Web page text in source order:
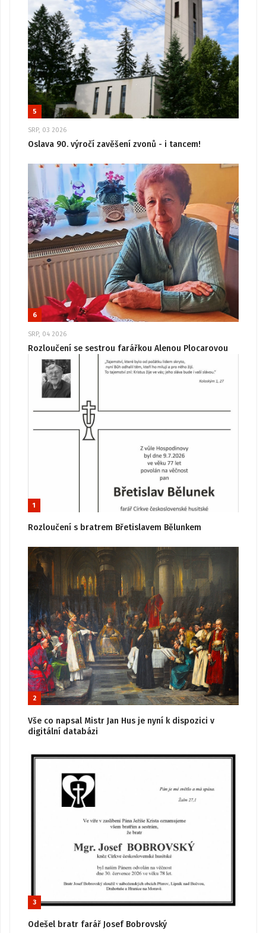
5
SRP, 03 2026
Oslava 90. výročí zavěšení zvonů - i tancem!
6
SRP, 04 2026
Rozloučení se sestrou farářkou Alenou Plocarovou
1
Rozloučení s bratrem Břetislavem Bělunkem
2
Vše co napsal Mistr Jan Hus je nyní k dispozici v
digitální databázi
3
Odešel bratr farář Josef Bobrovský